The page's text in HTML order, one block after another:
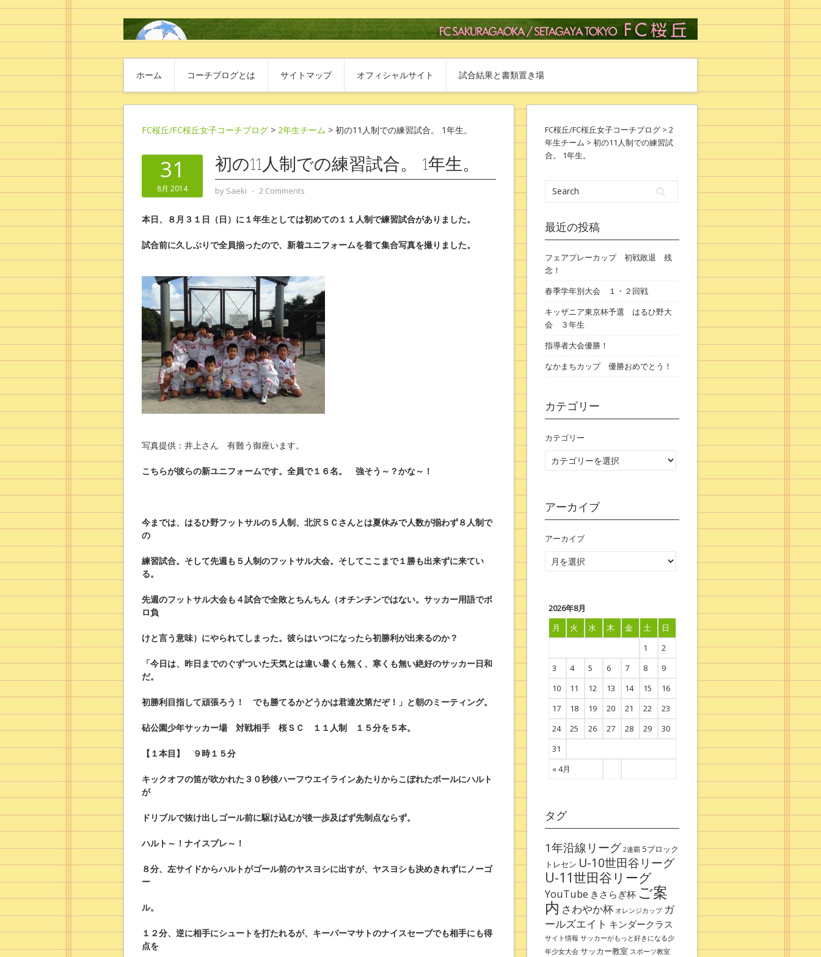
ホーム コーチブログとは サイトマップ オフィシャルサイト 試合結果と書類置き場
FC桜丘/FC桜丘女子コーチブログ > 2年生チーム > 初の11人制での練習試合。 1年生。
31
8月 2014
初の11人制での練習試合。 1年生。
by Saeki ⋅ 2 Comments
本日、８月３１日（日）に１年生としては初めての１１人制で練習試合がありました。
試合前に久しぶりで全員揃ったので、新着ユニフォームを着て集合写真を撮りました。
写真提供：井上さん 有難う御座います。
こちらが彼らの新ユニフォームです。全員で１６名。 強そう～？かな～！
今までは、はるひ野フットサルの５人制、北沢ＳＣさんとは夏休みで人数が揃わず８人制で
の
練習試合。そして先週も５人制のフットサル大会。そしてここまで１勝も出来ずに来てい
る。
先週のフットサル大会も４試合で全敗とちんちん（オチンチンではない。サッカー用語でボ
ロ負
けと言う意味）にやられてしまった。彼らはいつになったら初勝利が出来るのか？
「今日は、昨日までのぐずついた天気とは違い暑くも無く、寒くも無い絶好のサッカー日和
だ。
初勝利目指して頑張ろう！ でも勝てるかどうかは君達次第だぞ！」と朝のミーティング。
砧公園少年サッカー場 対戦相手 桜ＳＣ １１人制 １５分を５本。
【１本目】 ９時１５分
キックオフの笛が吹かれた３０秒後ハーフウエイラインあたりからこぼれたボールにハルト
が
ドリブルで抜け出しゴール前に駆け込むが後一歩及ばず先制点ならず。
ハルト～！ナイスプレ～！
８分、左サイドからハルトがゴール前のヤスヨシに出すが、ヤスヨシも決めきれずにノーゴ
ー
ル。
１２分、逆に相手にシュートを打たれるが、キーパーマサトのナイスセーブでも相手にも得
点を
FC桜丘/FC桜丘女子コーチブログ > 2
年生チーム > 初の11人制での練習試
合。 1年生。
最近の投稿
フェアプレーカップ 初戦敗退 残
念！
春季学年別大会 １・２回戦
キッザニア東京杯予選 はるひ野大
会 ３年生
指導者大会優勝！
なかまちカップ 優勝おめでとう！
カテゴリー
カテゴリー
アーカイブ
アーカイブ
2026年8月
月
火 水 木 金 土 日
« 4月
1
2
3
4 5 6 7 8
9
10
11 12 13 14 15
16
17
18 19 20 21 22
23
24
25 26 27 28 29
30
31
タグ
1年沿線リーグ 2連覇 5ブロック
トレセン U-10世田谷リーグ
U-11世田谷リーグ
YouTube きさらぎ杯 ご案
内 さわやか杯 オレンジカップ ガ
ールズエイト キンダークラス
サイト情報 サッカーがもっと好きになる少
年少女大会 サッカー教室 スポーツ教室